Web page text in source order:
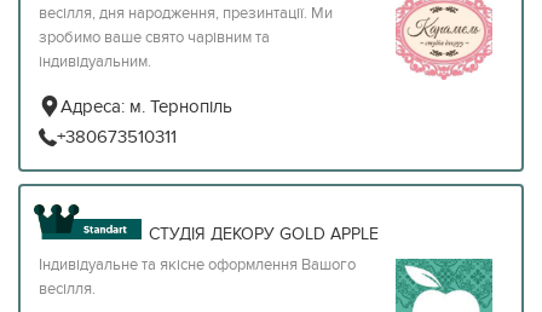
весілля, дня народження, презинтації. Ми
зробимо ваше свято чарівним та
індивідуальним.
Адреса: м. Тернопіль
+380673510311
СТУДІЯ ДЕКОРУ GOLD APPLE
Індивідуальне та якісне оформлення Вашого
весілля.